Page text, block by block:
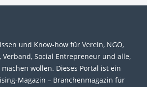
und Know-how für Ver­ein, NGO,
Ver­band, Social Entre­pre­neur und alle,
wol­len. Die­ses Por­tal ist ein
Magazin – Bran­chen­magazin für